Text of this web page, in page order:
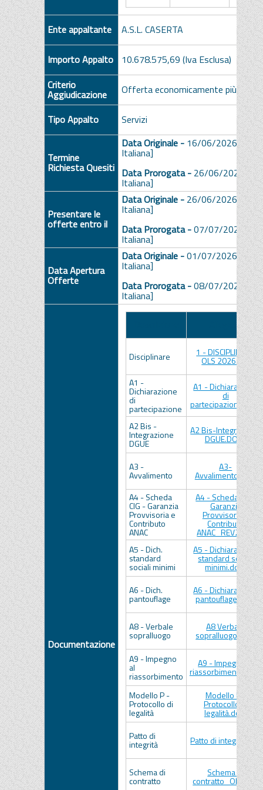
Ente appaltante A.S.L. CASERTA
Importo Appalto
10.678.575,69 (Iva Esclusa)
Criterio
Aggiudicazione Offerta economicamente più
Tipo Appalto Servizi
Termine
Richiesta Quesiti
Data Originale - 16/06/2026 ore
Italiana]
Data Prorogata - 26/06/2026
Italiana]
Presentare le
offerte entro il
Data Originale - 26/06/2026 ore
Italiana]
Data Prorogata -07/07/2026
Italiana]
Data Apertura
Offerte
Data Originale -01/07/2026 ore
Italiana]
Data Prorogata -08/07/2026
Italiana]
Documentazione
Allegato
Disciplinare 1 - DISCIPLINARE
OLS 2026.pdf
A1 -
Dichiarazione
di
partecipazione
A1 - Dichiarazione
di
partecipazione.docx
A2 Bis -
Integrazione
DGUE
A2 Bis-Integrazione
DGUE.DOCX
A3 -
Avvalimento
A3-
Avvalimento.docx
A4 - Scheda
CIG - Garanzia
Provvisoria e
Contributo
ANAC
A4 - Scheda Cig -
Garanzia
Provvisoria e
Contributo
ANAC_REV2.xlsx
A5 - Dich.
standard
sociali minimi
A5 - Dichiarazione
standard sociali
minimi.docx
A6 - Dich.
pantouflage
A6 - Dichiarazione
pantouflage.docx
A8 - Verbale
sopralluogo
A8 Verbale
sopralluogo.docx
A9 - Impegno
al
riassorbimento
A9 - Impegno al
riassorbimento.docx
Modello P -
Protocollo di
legalità
Modello P -
Protocollo di
legalità.docx
Patto di
integrità Patto di integrità.pdf
Schema di
contratto
Schema di
contratto_OLS.doc